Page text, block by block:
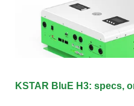
KSTAR BluE H3: specs,